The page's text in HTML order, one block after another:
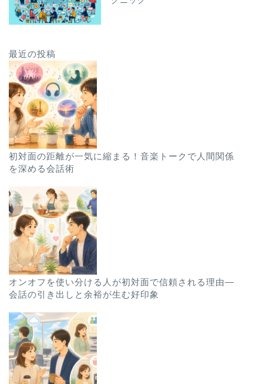
最近の投稿
初対面の距離が一気に縮まる！音楽トークで人間関係
を深める会話術
オンオフを使い分ける人が初対面で信頼される理由—
会話の引き出しと余裕が生む好印象